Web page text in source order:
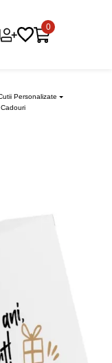
0
Personalizate